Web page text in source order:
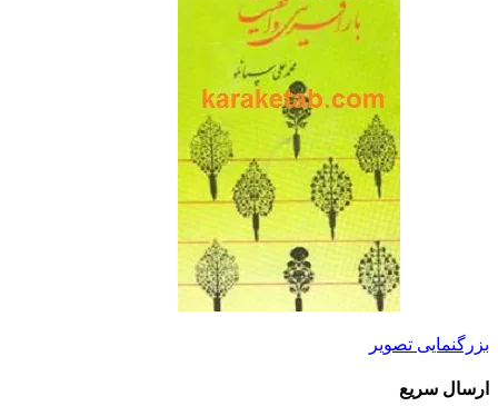
بزرگنمایی تصویر
ارسال سریع